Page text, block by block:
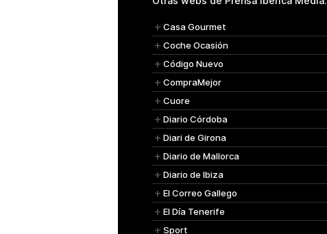
Casa Gourmet
Coche Ocasión
Código Nuevo
CompraMejor
Cuore
Diario Córdoba
Diari de Girona
Diario de Mallorca
Diario de Ibiza
El Correo Gallego
El Día Tenerife
Sport